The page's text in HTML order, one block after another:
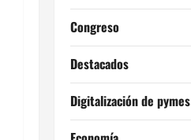
Congreso
Destacados
Digitalización de pymes